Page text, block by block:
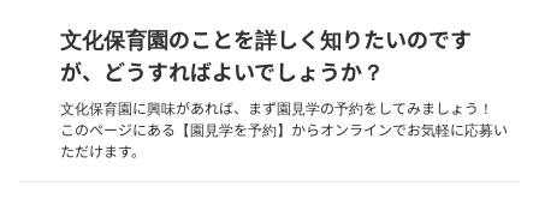
文化保育園のことを詳しく知りたいのです
が、どうすればよいでしょうか？
文化保育園に興味があれば、まず園見学の予約をしてみましょう！
このページにある【園見学を予約】からオンラインでお気軽に応募い
ただけます。